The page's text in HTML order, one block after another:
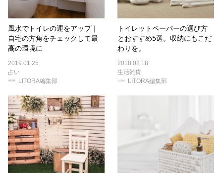
風水でトイレの運をアップ｜
自宅の方角をチェックして最
高の環境に
2019.01.25
占い
LITORA編集部
トイレットペーパーの選び方
とおすすめ5選。収納にもこだ
わりを。
2018.02.18
生活雑貨
LITORA編集部